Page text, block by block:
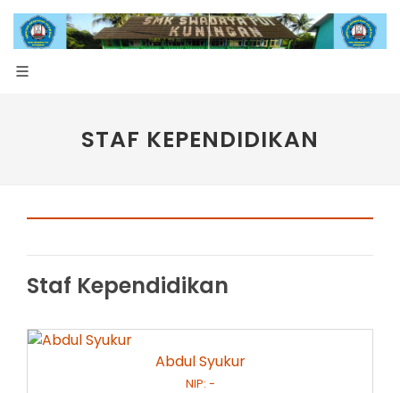
STAF KEPENDIDIKAN
Staf Kependidikan
Abdul Syukur
NIP: -